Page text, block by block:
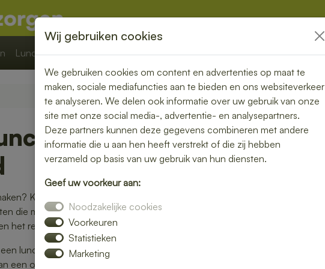
Lunchpakketten Overige
bezorgen in
Kies voor een lunch bezorgservice in Loon op
die met liefde zijn bereid. Van knapperige broodjes
het rechtstreeks bij jou thuis of op kantoor.
lunch die bij jouw smaak past. Bestellen is snel en
een onbezorgde middagpauze.
Wij gebruiken cookies
We gebruiken cookies om content en advertenties op maat te
maken, sociale mediafuncties aan te bieden en ons websiteverkeer
te analyseren. We delen ook informatie over uw gebruik van onze
site met onze social media-, advertentie- en analysepartners.
Deze partners kunnen deze gegevens combineren met andere
informatie die u aan hen heeft verstrekt of die zij hebben
verzameld op basis van uw gebruik van hun diensten.
Geef uw voorkeur aan:
Noodzakelijke cookies
Voorkeuren
Statistieken
Marketing